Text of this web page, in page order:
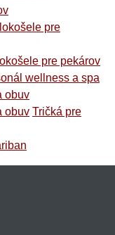
pre
pre pekárov
wellness a spa
obuv
obuv Tričká pre